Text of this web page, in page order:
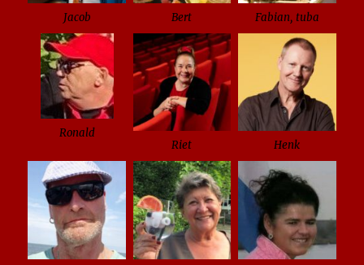
Jacob Bert Fabian, tuba
Ronald
Riet
Henk